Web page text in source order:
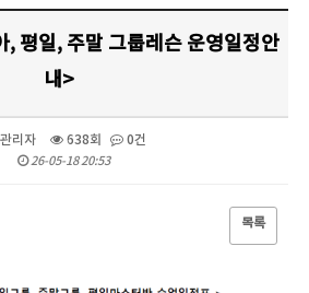
, 평일, 주말 그룹레슨 운영일정안
내>
리자 638회 0건
26-05-18 20:53
목록